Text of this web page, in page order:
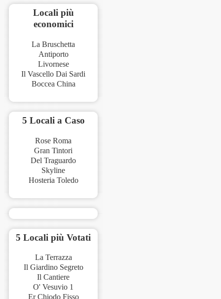
Locali più
economici
La Bruschetta
Antiporto
Livornese
Il Vascello Dai Sardi
Boccea China
5 Locali a Caso
Rose Roma
Gran Tintori
Del Traguardo
Skyline
Hosteria Toledo
5 Locali più Votati
La Terrazza
Il Giardino Segreto
Il Cantiere
O' Vesuvio 1
Er Chiodo Fisso